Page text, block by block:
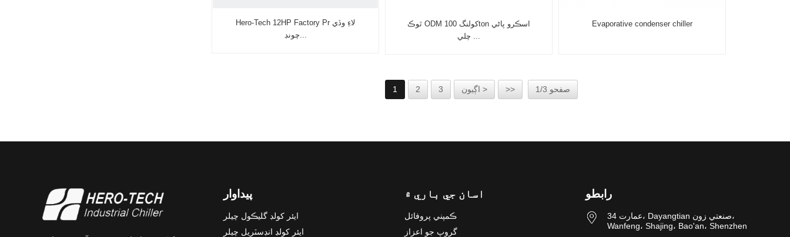
Hero-Tech 12HP Factory Pr لاءِ وڏي
چونڊ...
ٿوڪ ODM کولنگ 100ton اسڪرو پاڻي
Evaporative condenser chiller
1 2 3 اڳيون > >> صفحو 1/3
پيداوار
ايئر کولڊ گليڪول چيلر
ايئر کولڊ انڊسٽريل چيلر
اسان جي باري ۾
ڪمپني پروفائل
گروپ جو اعزاز
رابطو
عمارت 34، Dayangtian صنعتي زون،
Wanfeng، Shajing، Bao'an، Shenzhen